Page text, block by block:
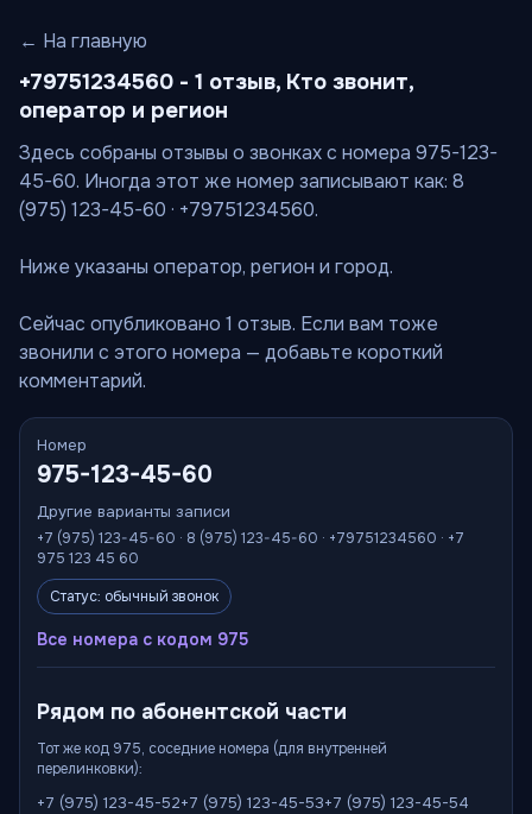
← На главную
+79751234560 - 1 отзыв, Кто звонит,
оператор и регион
Здесь собраны отзывы о звонках с номера 975-123-
45-60. Иногда этот же номер записывают как: 8
(975) 123-45-60 · +79751234560.
Ниже указаны оператор, регион и город.
Сейчас опубликовано 1 отзыв. Если вам тоже
звонили с этого номера — добавьте короткий
комментарий.
Номер
975-123-45-60
Другие варианты записи
+7 (975) 123-45-60 · 8 (975) 123-45-60 · +79751234560 · +7
975 123 45 60
Статус: обычный звонок
Все номера с кодом 975
Рядом по абонентской части
Тот же код 975, соседние номера (для внутренней
перелинковки):
+7 (975) 123-45-52+7 (975) 123-45-53+7 (975) 123-45-54